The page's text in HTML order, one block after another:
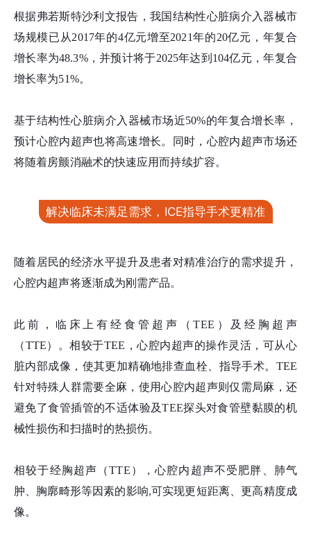
根据弗若斯特沙利文报告，我国结构性心脏病介入器械市
场规模已从2017年的4亿元增至2021年的20亿元，年复合
增长率为48.3%，并预计将于2025年达到104亿元，年复合
增长率为51%。
基于结构性心脏病介入器械市场近50%的年复合增长率，
预计心腔内超声也将高速增长。同时，心腔内超声市场还
将随着房颤消融术的快速应用而持续扩容。
解决临床未满足需求，ICE指导手术更精准
随着居民的经济水平提升及患者对精准治疗的需求提升，
心腔内超声将逐渐成为刚需产品。
此前，临床上有经食管超声（TEE）及经胸超声
（TTE）。相较于TEE，心腔内超声的操作灵活，可从心
脏内部成像，使其更加精确地排查血栓、指导手术。TEE
针对特殊人群需要全麻，使用心腔内超声则仅需局麻，还
避免了食管插管的不适体验及TEE探头对食管壁黏膜的机
械性损伤和扫描时的热损伤。
相较于经胸超声（TTE），心腔内超声不受肥胖、肺气
肿、胸廓畸形等因素的影响,可实现更短距离、更高精度成
像。